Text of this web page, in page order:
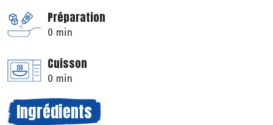
Préparation
0 min
Cuisson
0 min
Ingrédients